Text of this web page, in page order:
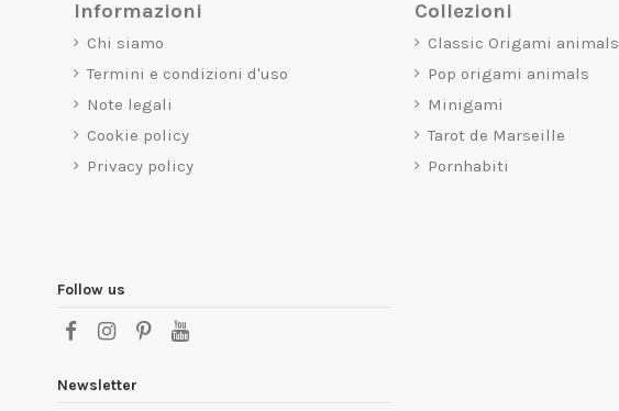
Informazioni
Chi siamo
Termini e condizioni d'uso
Note legali
Cookie policy
Privacy policy
Collezioni
Classic Origami animals
Pop origami animals
Minigami
Tarot de Marseille
Pornhabiti
Follow us
Newsletter